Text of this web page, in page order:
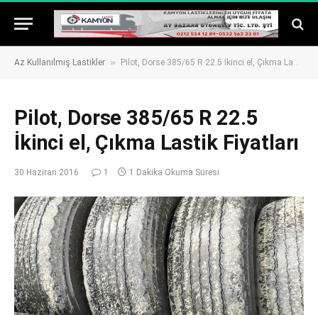
Az Kullanılmış Lastikler » Pilot, Dorse 385/65 R 22.5 İkinci el, Çıkma Lastik Fiyatları
Pilot, Dorse 385/65 R 22.5
İkinci el, Çıkma Lastik Fiyatları
30 Haziran 2016 1 1 Dakika Okuma Süresi